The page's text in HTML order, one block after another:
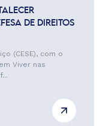
DE DIREITOS
(CESE), com o
Viver nas